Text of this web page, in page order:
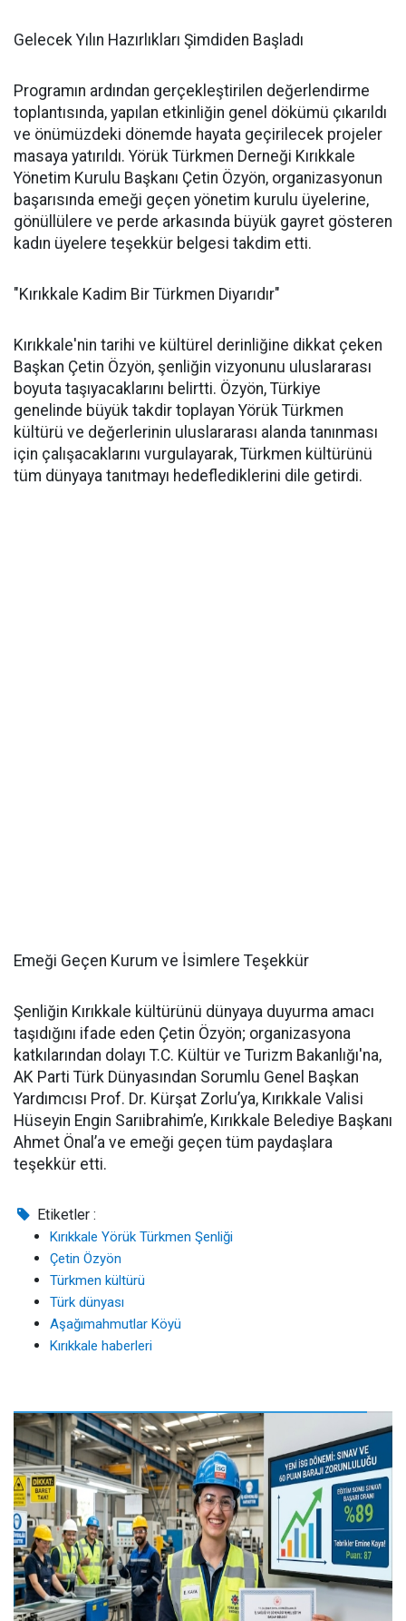
Gelecek Yılın Hazırlıkları Şimdiden Başladı
Programın ardından gerçekleştirilen değerlendirme
toplantısında, yapılan etkinliğin genel dökümü çıkarıldı
ve önümüzdeki dönemde hayata geçirilecek projeler
masaya yatırıldı. Yörük Türkmen Derneği Kırıkkale
Yönetim Kurulu Başkanı Çetin Özyön, organizasyonun
başarısında emeği geçen yönetim kurulu üyelerine,
gönüllülere ve perde arkasında büyük gayret gösteren
kadın üyelere teşekkür belgesi takdim etti.
"Kırıkkale Kadim Bir Türkmen Diyarıdır"
Kırıkkale'nin tarihi ve kültürel derinliğine dikkat çeken
Başkan Çetin Özyön, şenliğin vizyonunu uluslararası
boyuta taşıyacaklarını belirtti. Özyön, Türkiye
genelinde büyük takdir toplayan Yörük Türkmen
kültürü ve değerlerinin uluslararası alanda tanınması
için çalışacaklarını vurgulayarak, Türkmen kültürünü
tüm dünyaya tanıtmayı hedeflediklerini dile getirdi.
Emeği Geçen Kurum ve İsimlere Teşekkür
Şenliğin Kırıkkale kültürünü dünyaya duyurma amacı
taşıdığını ifade eden Çetin Özyön; organizasyona
katkılarından dolayı T.C. Kültür ve Turizm Bakanlığı'na,
AK Parti Türk Dünyasından Sorumlu Genel Başkan
Yardımcısı Prof. Dr. Kürşat Zorlu’ya, Kırıkkale Valisi
Hüseyin Engin Sarıibrahim’e, Kırıkkale Belediye Başkanı
Ahmet Önal’a ve emeği geçen tüm paydaşlara
teşekkür etti.
Etiketler :
Kırıkkale Yörük Türkmen Şenliği
Çetin Özyön
Türkmen kültürü
Türk dünyası
Aşağımahmutlar Köyü
Kırıkkale haberleri